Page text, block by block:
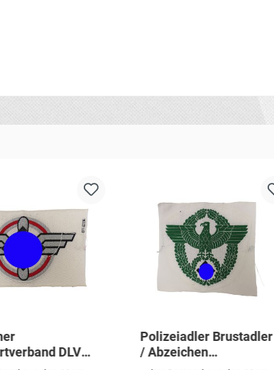
DLV
Polizeiadler Brustadler
/ Abzeichen